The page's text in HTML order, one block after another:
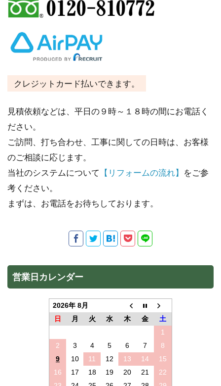
クレジットカード払いできます。
見積依頼などは、平日の９時～１８時の間にお電話く
ださい。
ご訪問、打ち合わせ、工事に関しての日時は、お客様
のご相談に応じます。
当社のシステムについて 【リフォームの流れ】 をご参
考ください。
まずは、お電話をお待ちしております。
営業日カレンダー
2026年 8月
日
月 火 水 木 金
土
1
2
3 4 5 6 7
8
9
10 11 12 13 14
15
16
17 18 19 20 21
22